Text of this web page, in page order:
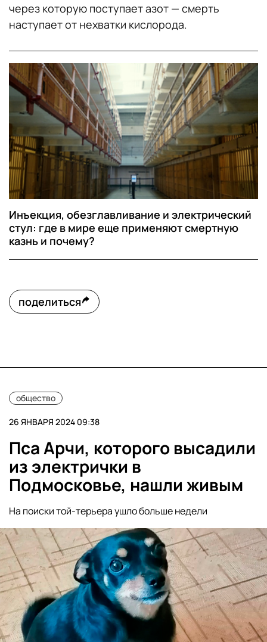
через которую поступает азот — смерть
наступает от нехватки кислорода.
Инъекция, обезглавливание и электрический
стул: где в мире еще применяют смертную
казнь и почему?
поделиться
общество
26 ЯНВАРЯ 2024 09:38
Пса Арчи, которого высадили
из электрички в
Подмосковье, нашли живым
На поиски той-терьера ушло больше недели